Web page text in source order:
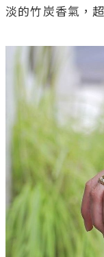
淡的竹炭香氣，